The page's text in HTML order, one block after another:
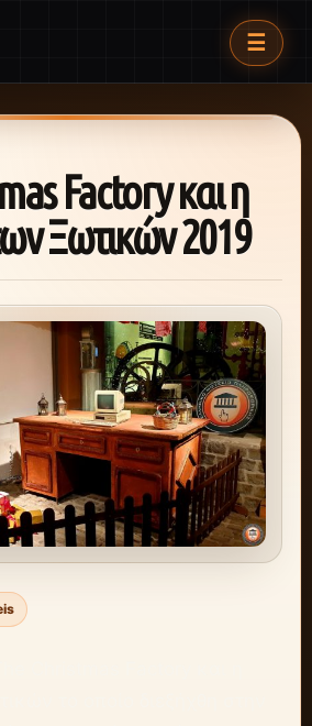
☰
Factory και η
Ξωτικών 2019